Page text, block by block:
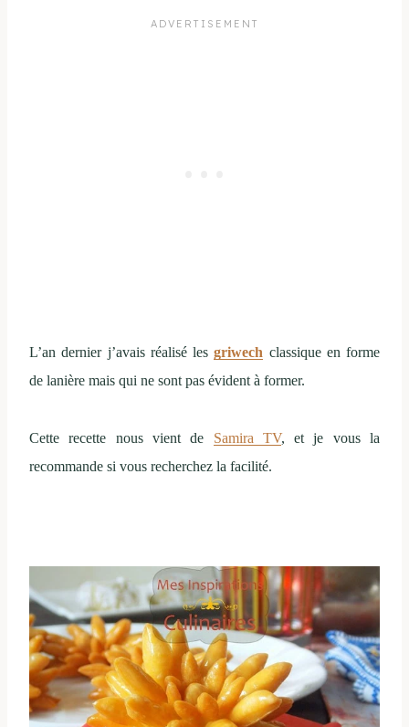
L’an dernier j’avais réalisé lesgriwech classique en forme
de lanière mais qui ne sont pas évident à former.
Cette recette nous vient de Samira TV, et je vous la
recommande si vous recherchez la facilité.